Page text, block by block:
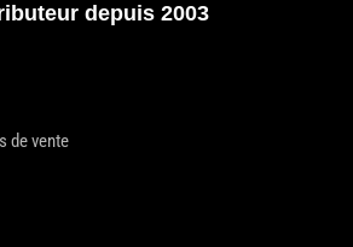
depuis 2003
de vente